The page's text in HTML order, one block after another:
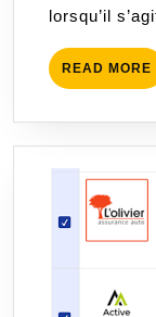
lorsqu’il
READ MORE